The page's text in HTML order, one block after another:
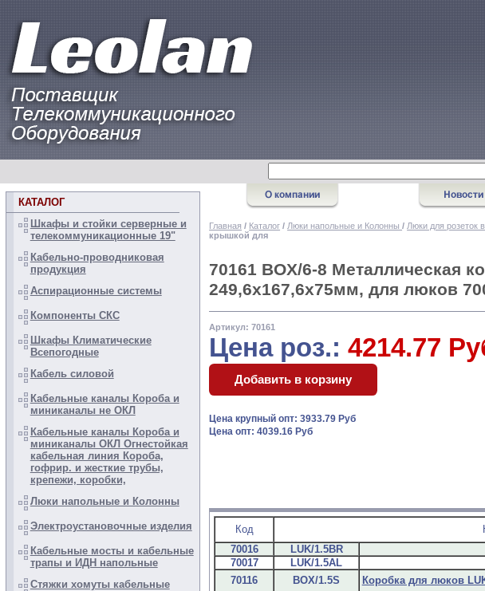
КАТАЛОГ
Шкафы и стойки серверные и
телекоммуникационные 19"
Кабельно-проводниковая
продукция
Аспирационные системы
Компоненты СКС
Шкафы Климатические
Всепогодные
Кабель силовой
Кабельные каналы Короба и
миниканалы не ОКЛ
Кабельные каналы Короба и
миниканалы ОКЛ Огнестойкая
кабельная линия Короба,
гофрир. и жесткие трубы,
крепежи, коробки,
Люки напольные и Колонны
Электроустановочные изделия
Кабельные мосты и кабельные
трапы и ИДН напольные
Стяжки хомуты кабельные
Главная / Каталог / Люки напольные и Колонны/ Люки для розеток
крышкой для
70161 BOX/6-8 Металлическая
249,6х167,6х75мм, для люков
Артикул: 70161
Цена роз.:4214.77
Цена крупный опт: 3933.79 Руб
Цена опт: 4039.16 Руб
Код
70016
LUK/1.5BR
70017
LUK/1.5AL
70116
BOX/1.5S Коробка для люков